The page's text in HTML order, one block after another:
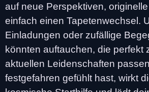
auf neue Perspektiven,
einfach einen Tapetenwechsel.
Einladungen oder zufällige
könnten auftauchen, die perfekt
aktuellen Leidenschaften
festgefahren gefühlt hast, wirkt